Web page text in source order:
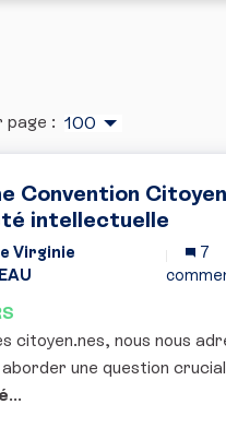
page : 100
Convention
intellectuelle
Virginie
7
citoyen.nes, nous nous
une question
...